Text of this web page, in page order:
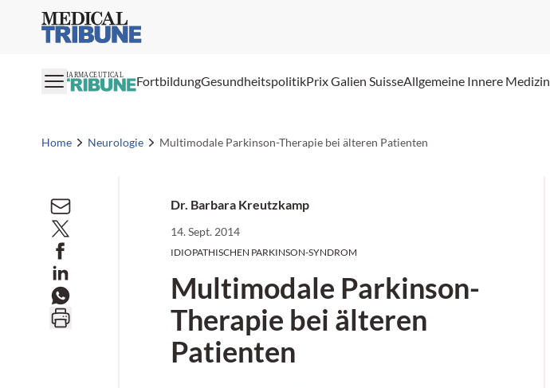
Medical Tribune
PHARMACEUTICAL FortbildungGesundheitspolitikPrix Galien SuisseAllgemeine Innere Medizin
Home Neurologie Multimodale Parkinson-Therapie bei älteren Patienten
Dr. Barbara Kreutzkamp
14. Sept. 2014
IDIOPATHISCHEN PARKINSON-SYNDROM
Multimodale Parkinson-
Therapie bei älteren
Patienten